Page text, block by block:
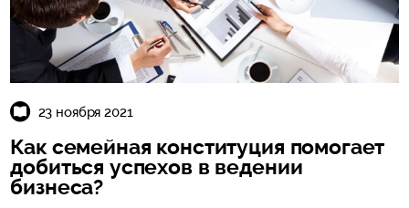
23 ноября 2021
Как семейная конституция помогает
добиться успехов в ведении
бизнеса?